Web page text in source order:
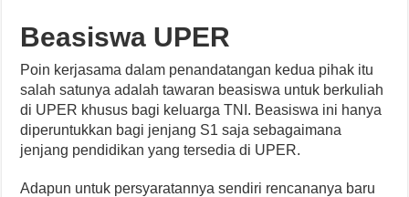
Beasiswa UPER
Poin kerjasama dalam penandatangan kedua pihak itu
salah satunya adalah tawaran beasiswa untuk berkuliah
di UPER khusus bagi keluarga TNI. Beasiswa ini hanya
diperuntukkan bagi jenjang S1 saja sebagaimana
jenjang pendidikan yang tersedia di UPER.
Adapun untuk persyaratannya sendiri rencananya baru